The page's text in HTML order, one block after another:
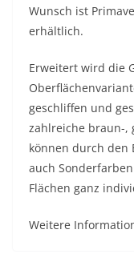
Wunsch ist
erhältlich.
Erweitert wird die
geschliffen und
zahlreiche braun-,
können durch den
auch
Flächen ganz
Weitere